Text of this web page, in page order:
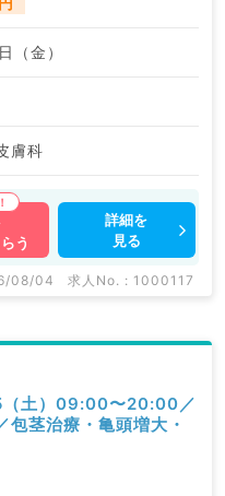
（金）
膚科
う
詳細を
見る
08/04 求人No. : 1000117
（土）09:00〜20:00／
茎治療・亀頭増大・